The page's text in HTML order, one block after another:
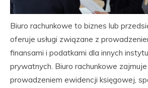
Biuro rachunkowe to biznes lub
oferuje usługi związane z
finansami i podatkami dla innych
prywatnych. Biuro rachunkowe zajmuje
prowadzeniem ewidencji księgowej,